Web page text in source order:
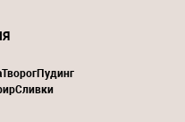
ТворогПудинг
Сливки